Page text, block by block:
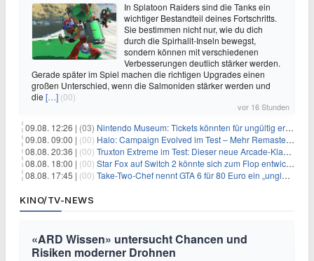
In Splatoon Raiders sind die Tanks ein
wichtiger Bestandteil deines Fortschritts.
Sie bestimmen nicht nur, wie du dich
durch die Spirhalit-Inseln bewegst,
sondern können mit verschiedenen
Verbesserungen deutlich stärker werden.
Gerade später im Spiel machen die richtigen Upgrades einen
großen Unterschied, wenn die Salmoniden stärker werden und
die […] (00)
vor 16 Stunden
09.08. 12:26 | (03) Nintendo Museum: Tickets könnten für ungültig erklärt werden!
09.08. 09:00 | (00) Halo: Campaign Evolved im Test – Mehr Remaster als Remake
08.08. 20:36 | (00) Truxton Extreme im Test: Dieser neue Arcade-Klassiker verzeiht dir gar nichts
08.08. 18:00 | (00) Star Fox auf Switch 2 könnte sich zum Flop entwickeln
08.08. 17:45 | (00) Take-Two-Chef nennt GTA 6 für 80 Euro ein „unglaubliches Schnäppchen“
KINO/TV-NEWS
«ARD Wissen» untersucht Chancen und
Risiken moderner Drohnen